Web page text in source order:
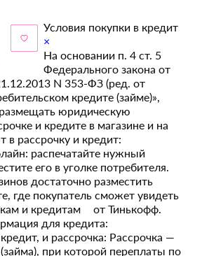
Условия покупки в кредит
×
На основании п. 4 ст. 5
Федерального закона от
N 353-ФЗ (ред. от
кредите (займе)»,
юридическую
и кредите в магазине и на
в рассрочку и кредит:
распечатайте нужный
его в уголке потребителя.
достаточно разместить
где покупатель сможет увидеть
и кредитам от Тинькофф.
для кредита:
и рассрочка: Рассрочка —
при которой переплаты по